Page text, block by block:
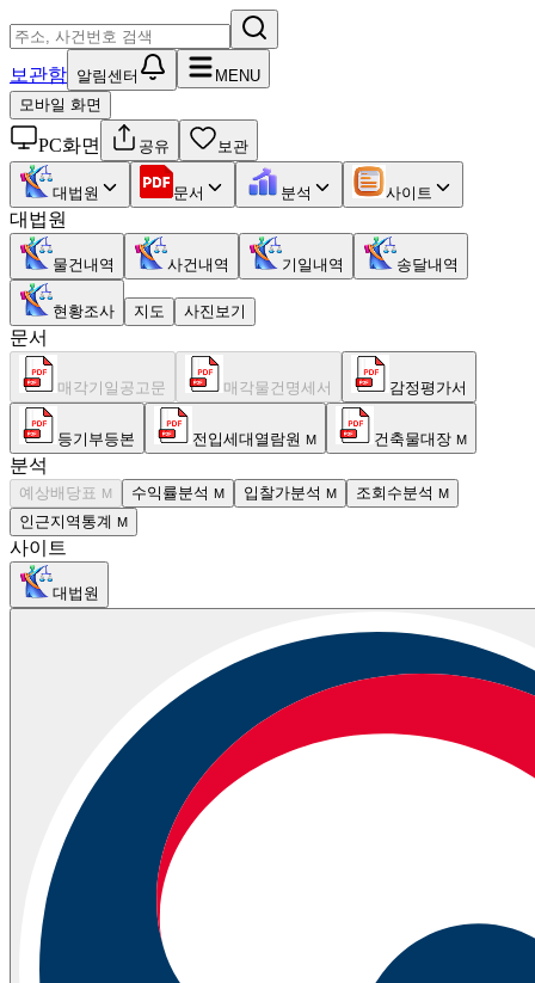
보관함 알림센터
MENU
모바일 화면
PC화면 공유 보관
대법원 문서 분석 사이트
대법원
물건내역 사건내역 기일내역 송달내역
현황조사 지도 사진보기
문서
매각기일공고문 매각물건명세서 감정평가서
등기부등본 전입세대열람원 M 건축물대장 M
분석
예상배당표 M 수익률분석 M 입찰가분석 M 조회수분석 M
인근지역통계 M
사이트
대법원